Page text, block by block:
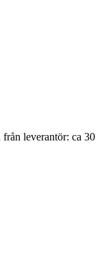
leverantör: ca 30